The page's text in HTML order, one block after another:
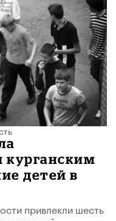
курганским
детей в
привлекли шесть